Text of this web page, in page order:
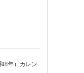
8年）カレン